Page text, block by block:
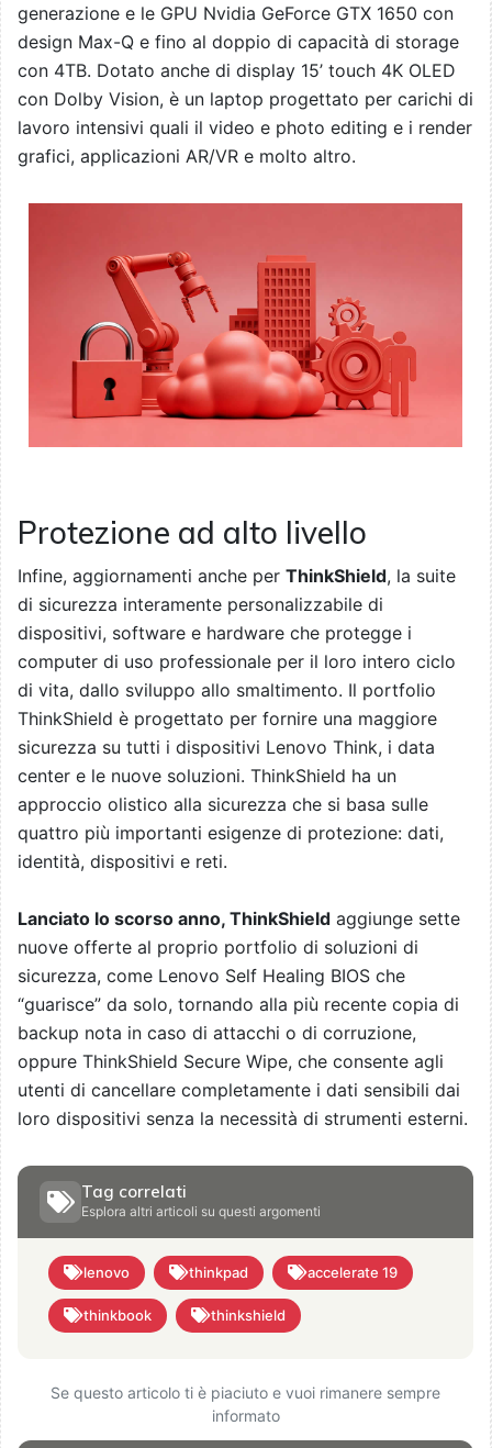
generazione e le GPU Nvidia GeForce GTX 1650 con
design Max-Q e fino al doppio di capacità di storage
con 4TB. Dotato anche di display 15’ touch 4K OLED
con Dolby Vision, è un laptop progettato per carichi di
lavoro intensivi quali il video e photo editing e i render
grafici, applicazioni AR/VR e molto altro.
Protezione ad alto livello
Infine, aggiornamenti anche per ThinkShield, la suite
di sicurezza interamente personalizzabile di
dispositivi, software e hardware che protegge i
computer di uso professionale per il loro intero ciclo
di vita, dallo sviluppo allo smaltimento. Il portfolio
ThinkShield è progettato per fornire una maggiore
sicurezza su tutti i dispositivi Lenovo Think, i data
center e le nuove soluzioni. ThinkShield ha un
approccio olistico alla sicurezza che si basa sulle
quattro più importanti esigenze di protezione: dati,
identità, dispositivi e reti.
Lanciato lo scorso anno, ThinkShield aggiunge sette
nuove offerte al proprio portfolio di soluzioni di
sicurezza, come Lenovo Self Healing BIOS che
“guarisce” da solo, tornando alla più recente copia di
backup nota in caso di attacchi o di corruzione,
oppure ThinkShield Secure Wipe, che consente agli
utenti di cancellare completamente i dati sensibili dai
loro dispositivi senza la necessità di strumenti esterni.
Tag correlati
Esplora altri articoli su questi argomenti
lenovo thinkpad accelerate 19
thinkbook thinkshield
Se questo articolo ti è piaciuto e vuoi rimanere sempre
informato